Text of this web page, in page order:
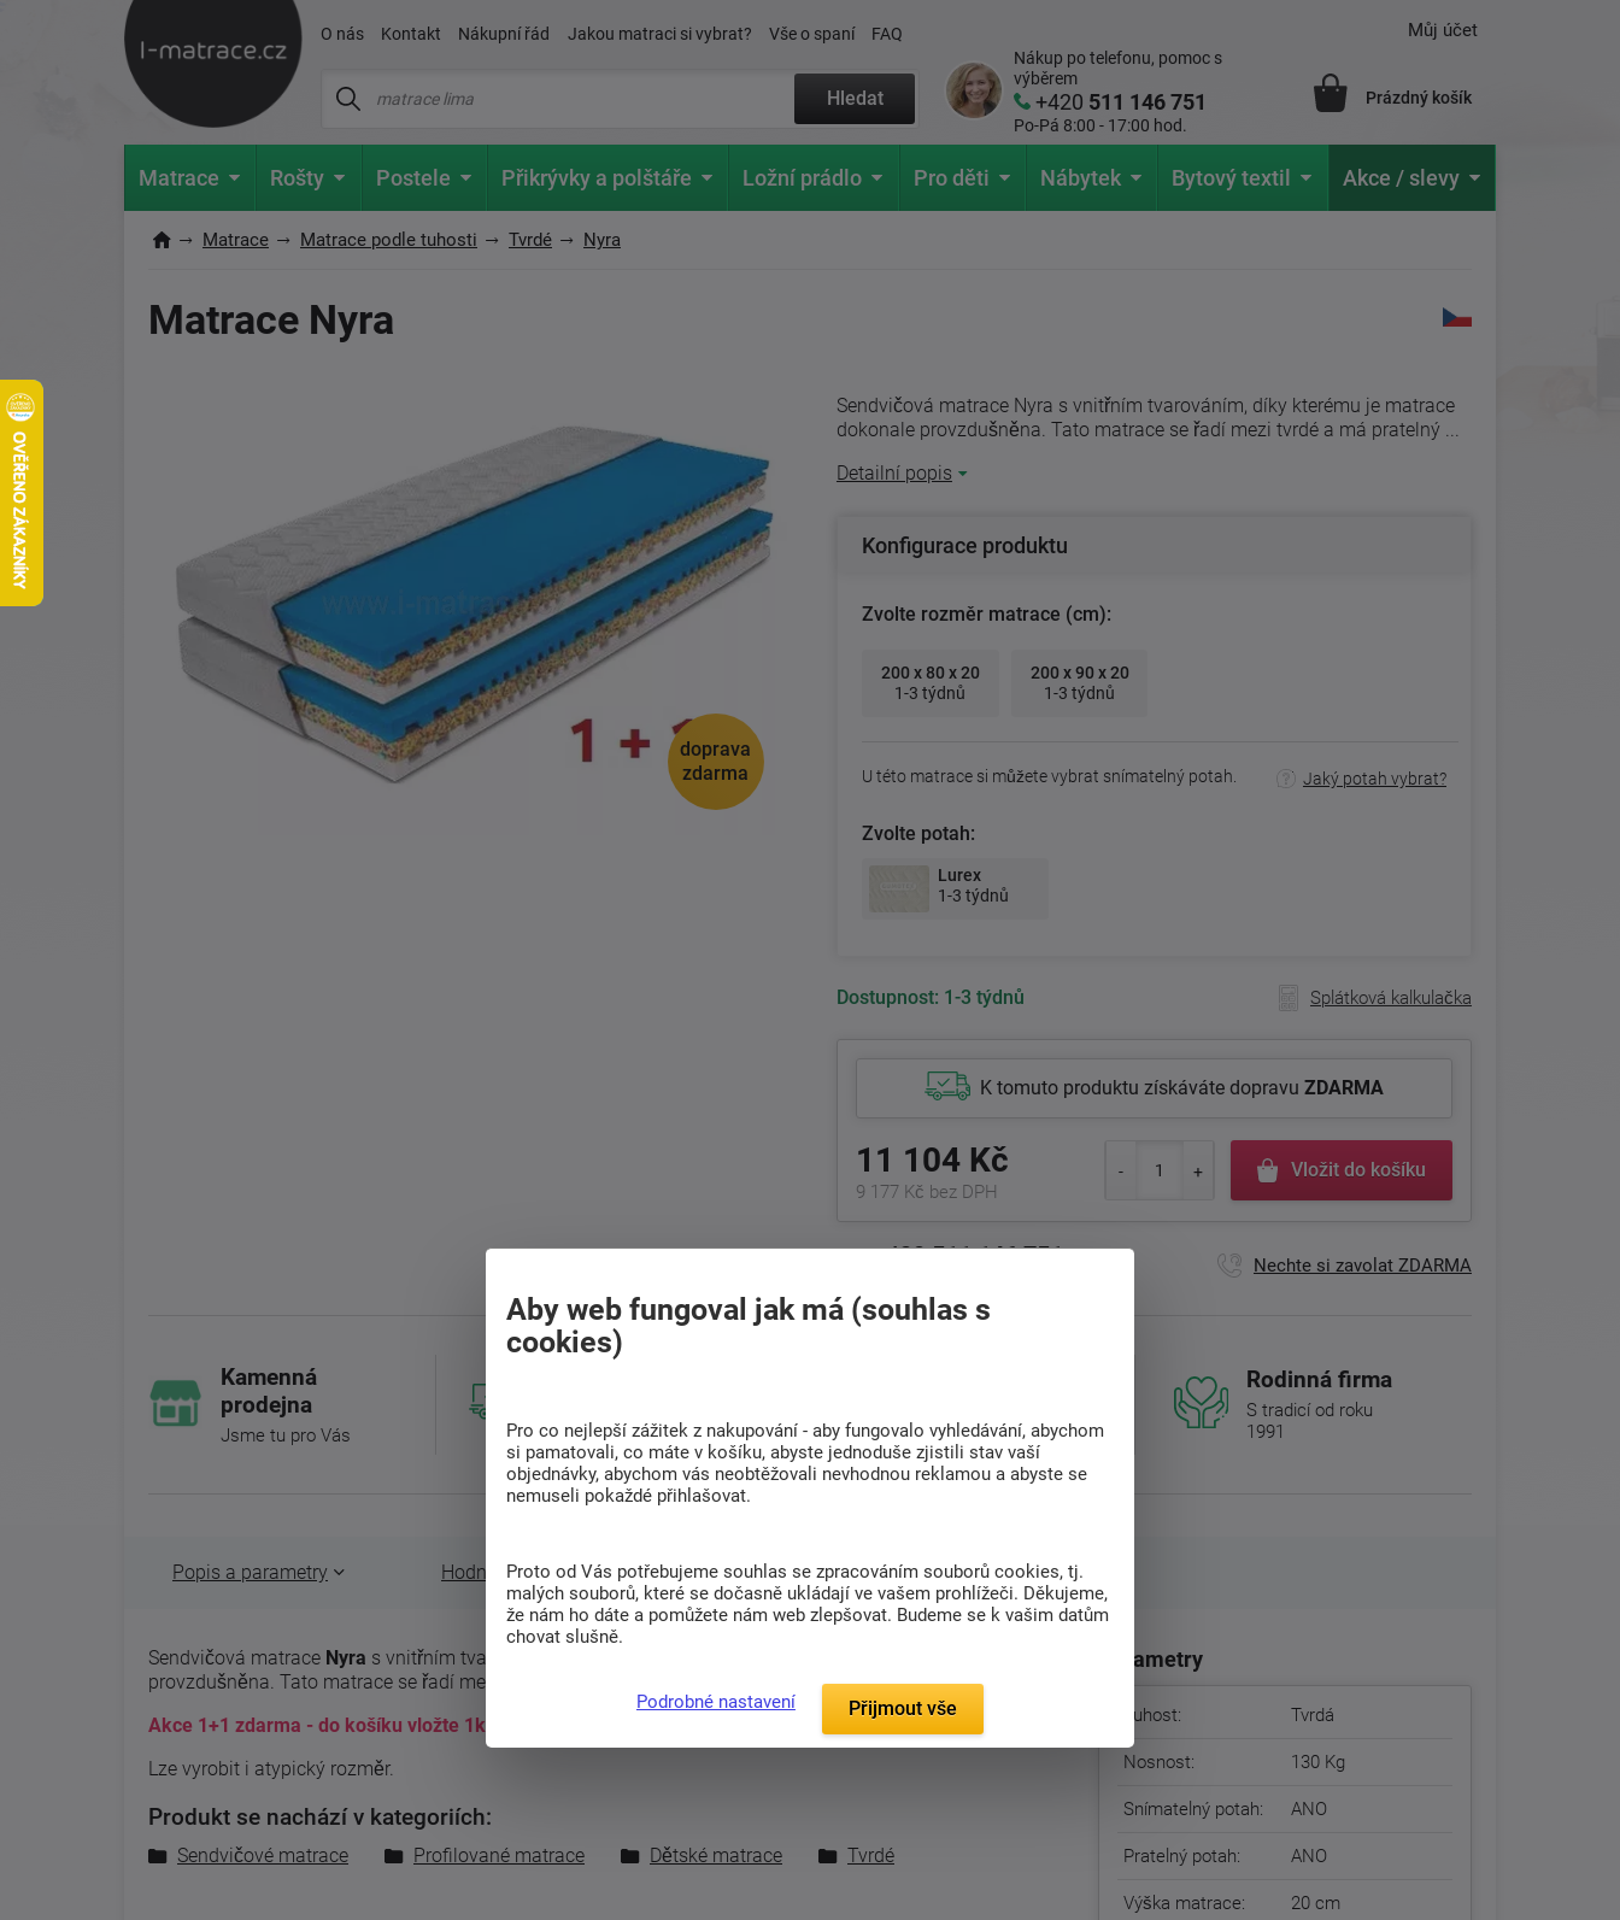
O nás Kontakt Nákupní řád Jakou matraci si vybrat? Vše o spaní FAQ
Hledat
Nákup po telefonu, pomoc s
výběrem
+420 511 146 751
Po-Pá 8:00 - 17:00 hod.
Můj účet
Prázdný košík
Matrace Rošty Postele Přikrývky a polštáře Ložní prádlo Pro děti Nábytek Bytový textil Akce / slevy
Matrace Matrace podle tuhosti Tvrdé Nyra
Matrace Nyra
doprava
zdarma
Sendvičová matrace Nyra s vnitřním tvarováním, díky kterému je matrace
dokonale provzdušněna. Tato matrace se řadí mezi tvrdé a má pratelný ...
Detailní popis
Konfigurace produktu
Zvolte rozměr matrace (cm):
200 x 80 x 20
1-3 týdnů
200 x 90 x 20
1-3 týdnů
U této matrace si můžete vybrat snímatelný potah. Jaký potah vybrat?
Zvolte potah:
Lurex
1-3 týdnů
Dostupnost: 1-3 týdnů Splátková kalkulačka
K tomuto produktu získáváte dopravu ZDARMA
11 104 Kč
9 177 Kč bez DPH
Vložit do košíku
+420511 146 751 Nechte si zavolat ZDARMA
Kamenná
prodejna
Jsme tu pro Vás
Doprava
Při nákupu nad 6 000
Kč
Najděte vhodnou matraci
Rodinná firma
S tradicí od roku
1991
Popis a parametry Hodnocení (0)
Sendvičová matrace Nyra s vnitřním tvarováním, díky kterému je matrace dokonale
provzdušněna. Tato matrace se řadí mezi tvrdé a má pratelný a snímatelný potah.
Akce 1+1 zdarma - do košíku vložte 1ks a obdržíte 2 stejné matrace.
Lze vyrobit i atypický rozměr.
Produkt se nachází v kategoriích:
Sendvičové matrace Profilované matrace Dětské matrace Tvrdé
Parametry
Tuhost: Tvrdá
Nosnost: 130 Kg
Snímatelný potah: ANO
Pratelný potah: ANO
Výška matrace: 20 cm
Aby web fungoval jak má (souhlas s
cookies)
Pro co nejlepší zážitek z nakupování - aby fungovalo vyhledávání, abychom
si pamatovali, co máte v košíku, abyste jednoduše zjistili stav vaší
objednávky, abychom vás neobtěžovali nevhodnou reklamou a abyste se
nemuseli pokaždé přihlašovat.
Proto od Vás potřebujeme souhlas se zpracováním souborů cookies, tj.
malých souborů, které se dočasně ukládají ve vašem prohlížeči. Děkujeme,
že nám ho dáte a pomůžete nám web zlepšovat. Budeme se k vašim datům
chovat slušně.
Podrobné nastavení Přijmout vše